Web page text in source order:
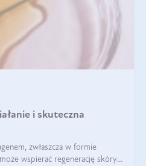
i skuteczna
zwłaszcza w formie
wspierać regenerację skóry i